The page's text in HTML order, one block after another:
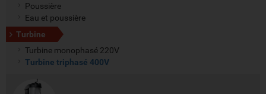
Poussière
Eau et poussière
Turbine
Turbine monophasé 220V
Turbine triphasé 400V